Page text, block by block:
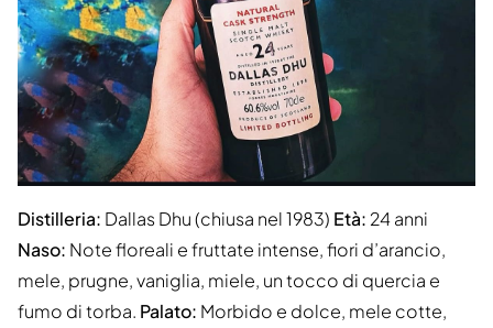
Distilleria: Dallas Dhu (chiusa nel 1983) Età: 24 anni
Naso: Note floreali e fruttate intense, fiori d’arancio,
mele, prugne, vaniglia, miele, un tocco di quercia e
fumo di torba. Palato: Morbido e dolce, mele cotte,